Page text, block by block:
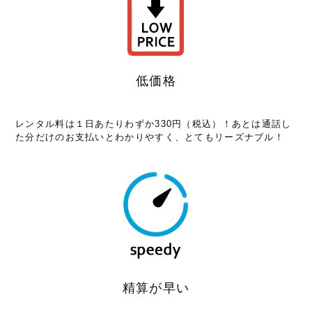
低価格
レンタル料は１日あたりわずか330円（税込）！あとは通話し
た分だけのお支払いとわかりやすく、とてもリーズナブル！
精算が早い